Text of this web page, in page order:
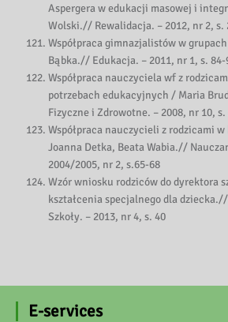
Aspergera w edukacji masowej i
Wolski.// Rewalidacja. – 2012, nr 2, s.
Współpraca gimnazjalistów w
Bąbka.// Edukacja. – 2011, nr 1, s. 84-
Współpraca nauczyciela wf z
potrzebach edukacyjnych / Maria
Fizyczne i Zdrowotne. – 2008, nr 10, s.
Współpraca nauczycieli z rodzicami
Joanna Detka, Beata Wabia.//
2004/2005, nr 2, s.65-68
Wzór wniosku rodziców do dyrektora
kształcenia specjalnego dla
Szkoły. – 2013, nr 4, s. 40
E-services